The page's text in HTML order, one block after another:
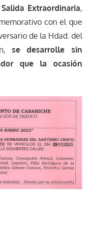
Extraordinaria,
con el que
de la Hdad. del
se desarrolle sin
que la ocasión